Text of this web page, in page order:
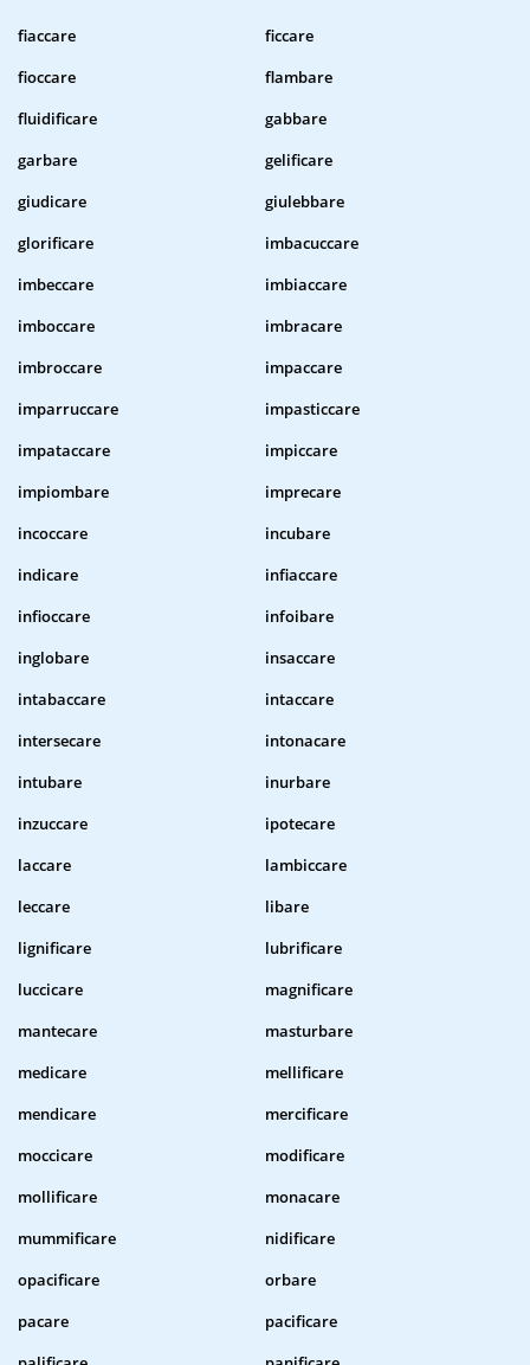
fiaccare
ficcare
fioccare
flambare
fluidificare
gabbare
garbare
gelificare
giudicare
giulebbare
glorificare
imbacuccare
imbeccare
imbiaccare
imboccare
imbracare
imbroccare
impaccare
imparruccare
impasticcare
impataccare
impiccare
impiombare
imprecare
incoccare
incubare
indicare
infiaccare
infioccare
infoibare
inglobare
insaccare
intabaccare
intaccare
intersecare
intonacare
intubare
inurbare
inzuccare
ipotecare
laccare
lambiccare
leccare
libare
lignificare
lubrificare
luccicare
magnificare
mantecare
masturbare
medicare
mellificare
mendicare
mercificare
moccicare
modificare
mollificare
monacare
mummificare
nidificare
opacificare
orbare
pacare
pacificare